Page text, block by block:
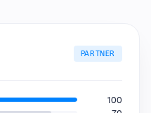
PARTNER
100